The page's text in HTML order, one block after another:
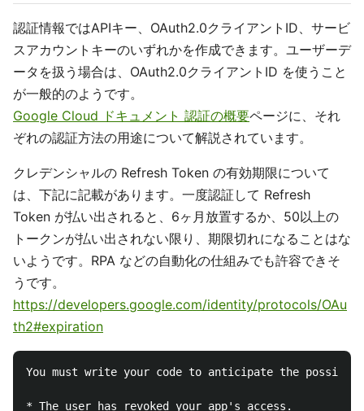
認証情報ではAPIキー、OAuth2.0クライアントID、サービ
スアカウントキーのいずれかを作成できます。ユーザーデ
ータを扱う場合は、OAuth2.0クライアントID を使うこと
が一般的のようです。
Google Cloud ドキュメント 認証の概要ページに、それ
ぞれの認証方法の用途について解説されています。
クレデンシャルの Refresh Token の有効期限について
は、下記に記載があります。一度認証して Refresh
Token が払い出されると、6ヶ月放置するか、50以上の
トークンが払い出されない限り、期限切れになることはな
いようです。RPA などの自動化の仕組みでも許容できそ
うです。
https://developers.google.com/identity/protocols/OAu
th2#expiration
You must write your code to anticipate the
* The user has revoked your app's access.